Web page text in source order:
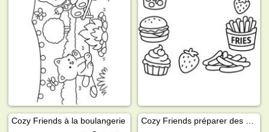
Cozy Friends à la boulangerie Cozy Friends préparer des biscuits